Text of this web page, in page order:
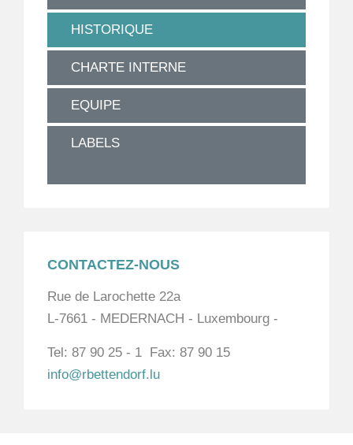
HISTORIQUE
CHARTE INTERNE
EQUIPE
LABELS
CONTACTEZ-NOUS
Rue de Larochette 22a
L-7661 - MEDERNACH - Luxembourg -
Tel: 87 90 25 - 1 Fax: 87 90 15
info@rbettendorf.lu